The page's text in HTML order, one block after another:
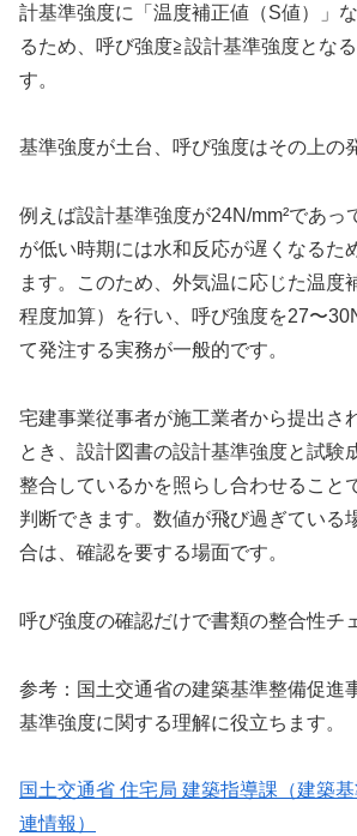
計基準強度に「温度補正値（S値）」
るため、呼び強度≧設計基準強度とな
す。
基準強度が土台、呼び強度はその上の
例えば設計基準強度が24N/mm²であっ
が低い時期には水和反応が遅くなるた
ます。このため、外気温に応じた温度
程度加算）を行い、呼び強度を27〜
て発注する実務が一般的です。
宅建事業従事者が施工業者から提出さ
とき、設計図書の設計基準強度と試験
整合しているかを照らし合わせること
判断できます。数値が飛び過ぎている
合は、確認を要する場面です。
呼び強度の確認だけで書類の整合性チ
参考：国土交通省の建築基準整備促進
基準強度に関する理解に役立ちます。
国土交通省 住宅局 建築指導課（建築
連情報）